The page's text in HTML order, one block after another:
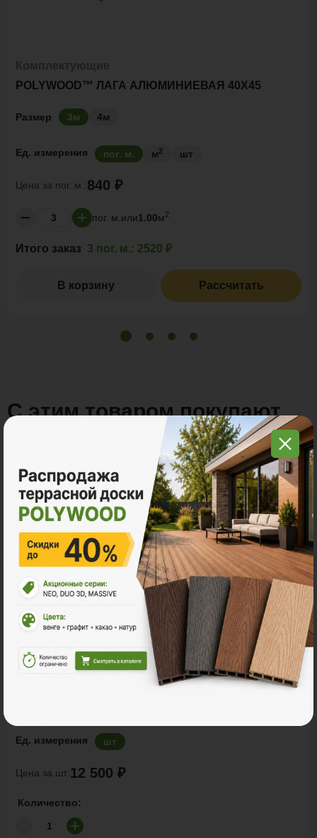
POLYWOOD™ ЛАГА АЛЮМИНИЕВАЯ 40Х45
Размер 3м 4м
Ед. измерения пог. м. м2 шт
Цена за пог. м.:840 ₽
пог. м. или1.00м2
Итого заказ 3 пог. м.: 2520 ₽
В корзину Рассчитать
С этим товаром покупают
Заборы и ограждения
POLYWOOD™ ДВОЙНОЙ КЛАССИК
Ед. измерения шт
Цена за шт:12 500 ₽
Количество: